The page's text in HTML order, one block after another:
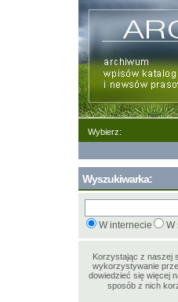
Wybierz:
Wyszukiwarka:
W internecie W
Korzystając z naszej
wykorzystywanie
dowiedzieć się więcej
sposób z nich